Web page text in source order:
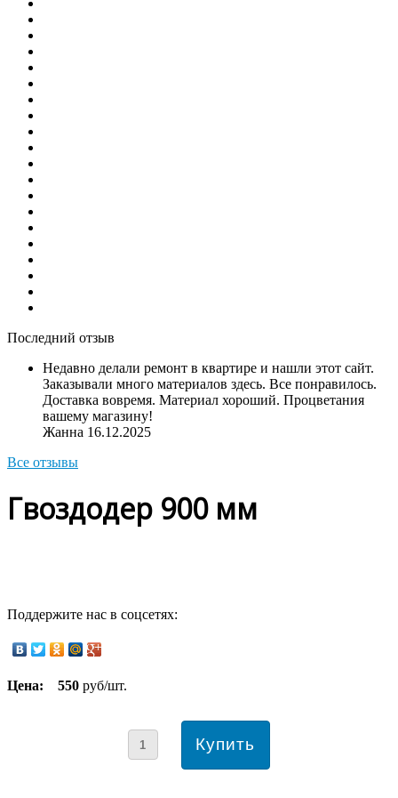
Последний отзыв
Недавно делали ремонт в квартире и нашли этот сайт.
Заказывали много материалов здесь. Все понравилось.
Доставка вовремя. Материал хороший. Процветания
вашему магазину!
Жанна 16.12.2025
Все отзывы
Гвоздодер 900 мм
Поддержите нас в соцсетях:
Цена: 550 руб/шт.